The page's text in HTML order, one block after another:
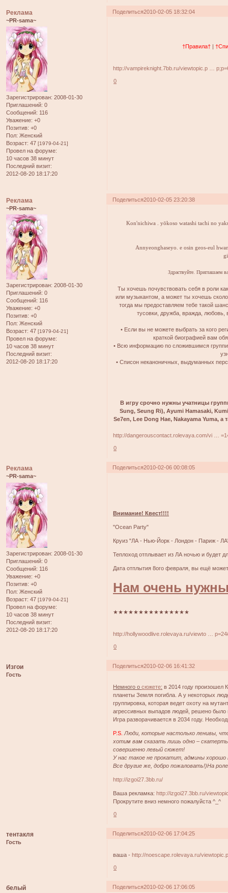
Поделиться2010-02-05 18:32:04
Реклама
~PR-sama~
Зарегистрирован: 2008-01-30
Приглашений: 0
Сообщений: 116
Уважение: +0
Позитив: +0
Пол: Женский
Возраст: 47 [1979-04-21]
Провел на форуме:
10 часов 38 минут
Последний визит:
2012-08-20 18:17:20
†Правила† |
http://vampireknight.7bb.ru/viewtopic.p …
0
Поделиться2010-02-05 23:20:38
Реклама
~PR-sama~
Зарегистрирован: 2008-01-30
Приглашений: 0
Сообщений: 116
Уважение: +0
Позитив: +0
Пол: Женский
Возраст: 47 [1979-04-21]
Провел на форуме:
10 часов 38 минут
Последний визит:
2012-08-20 18:17:20
Kon'nichiwa . yōkoso watashi tachi no
Annyeonghaseyo. e osin geos-eul
Здраствуйте. Приглашаем
Ты хочешь почувствовать себя в роли
или музыкантом, а может ты хочешь
тогда мы предоставляем тебе такой
тусовки, дружба, вражда, любовь,
• Если вы не можете выбрать за кого
краткой биографией вам
• Всю информацию по сложившимся
• Списон неканоничных, выдуманных
В игру срочно нужны учатницы
Sung, Seung Ri), Ayumi Hamasaki,
Se7en, Lee Dong Hae, Nakayama Yuma,
http://dangerouscontact.rolevaya.com/vi …
0
Поделиться2010-02-06 00:08:05
Реклама
~PR-sama~
Зарегистрирован: 2008-01-30
Приглашений: 0
Сообщений: 116
Уважение: +0
Позитив: +0
Пол: Женский
Возраст: 47 [1979-04-21]
Провел на форуме:
10 часов 38 минут
Последний визит:
2012-08-20 18:17:20
Внимание! Квест!!!!
"Ocean Party"
Круиз "ЛА - Нью-Йорк - Лондон - Париж -
Теплоход отплывает из ЛА ночью и будет
Дата отплытия 8ого февраля, вы ещё
Нам очень
★★★★★★★★★★★★★★★
http://hollywoodlive.rolevaya.ru/viewto …
0
Поделиться2010-02-06 16:41:32
Изгои
Гость
Немного осюжете: в 2014 году произошел
планеты Земля погибла. А у некоторых
группировка, которая ведет охоту на
агрессивных выпадов людей, решено было
Игра разворачивается в 2034 году.
P.S. Люди, которые настолько ленивы,
хотим вам сказать лишь одно –
совершенно левый сюжет!
У нас такое не прокатит, админы
Все другие же, добро пожаловать!)На
http://izgoi27.3bb.ru/
Ваша рекламка: http://izgoi27.3bb.ru/
Прокрутите вниз немного пожалуйста ^_^
0
Поделиться2010-02-06 17:04:25
тентакля
Гость
ваша -http://noescape.rolevaya.ru/
0
Поделиться2010-02-06 17:06:05
белый